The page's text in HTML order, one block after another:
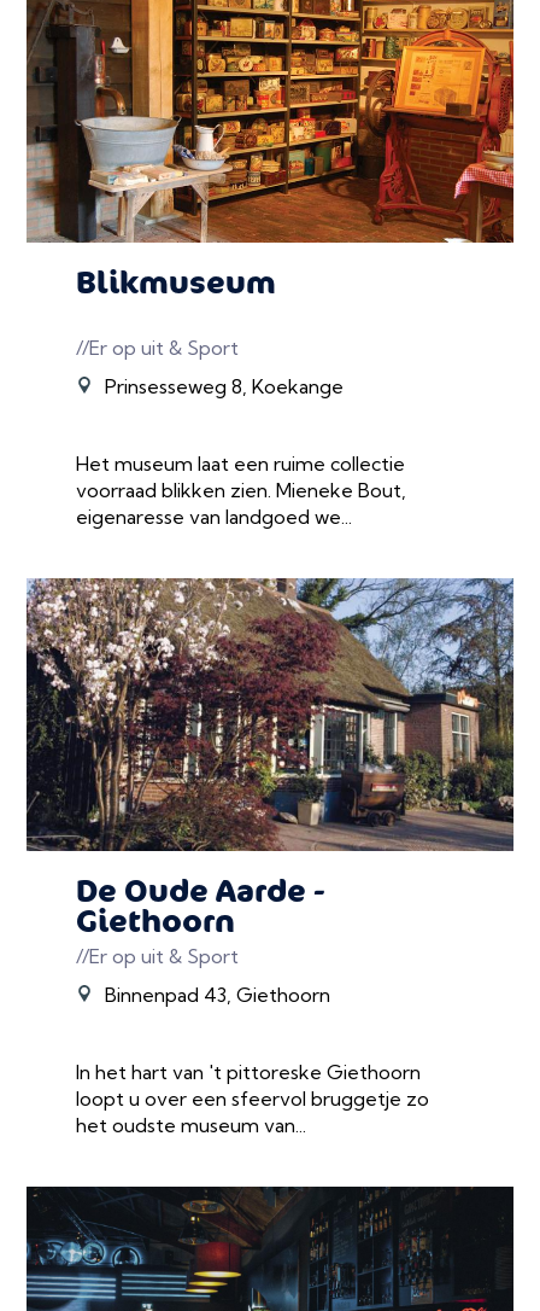
Blikmuseum
//Er op uit & Sport
Prinsesseweg 8, Koekange
Het museum laat een ruime collectie
voorraad blikken zien. Mieneke Bout,
eigenaresse van landgoed we...
De Oude Aarde -
Giethoorn
//Er op uit & Sport
Binnenpad 43, Giethoorn
In het hart van 't pittoreske Giethoorn
loopt u over een sfeervol bruggetje zo
het oudste museum van...